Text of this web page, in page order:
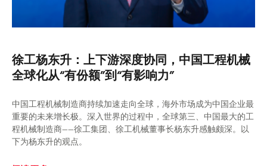
徐工杨东升：上下游深度协同，中国工程机械
全球化从“有份额”到“有影响力”
中国工程机械制造商持续加速走向全球，海外市场成为中国企业最
重要的未来增长极。深入世界的过程中，全球第三、中国最大的工
程机械制造商——徐工集团、徐工机械董事长杨东升感触颇深。以
下为杨东升的观点。